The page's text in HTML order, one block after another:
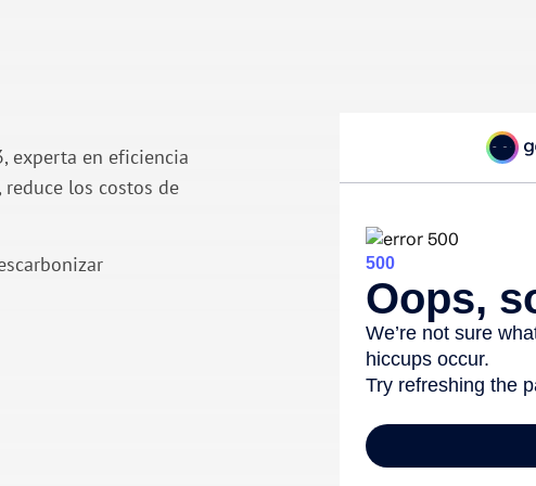
experta en eficiencia
los costos de